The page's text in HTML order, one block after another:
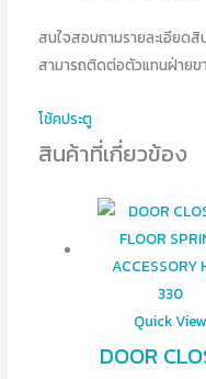
สนใจสอบถามรายละเอียดสิ
สามารถติดต่อตัวแทนฝ่ายข
โช้คประตู
สินค้าที่เกี่ยวข้อง
Quick View
DOOR